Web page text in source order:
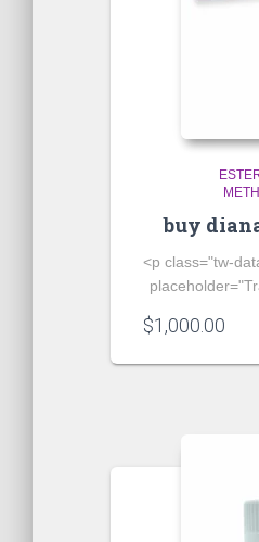
buy
<p class="tw-
$1,000.00